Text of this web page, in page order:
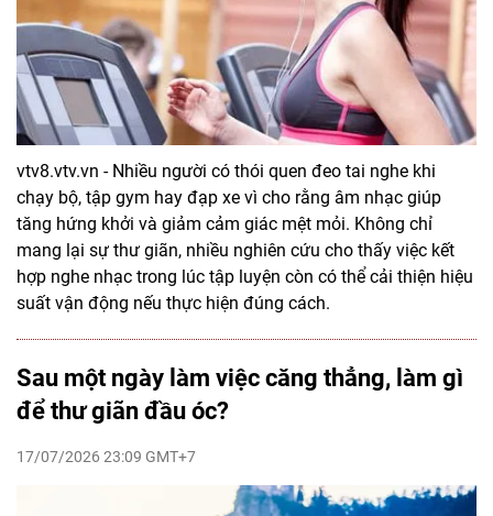
vtv8.vtv.vn - Nhiều người có thói quen đeo tai nghe khi
chạy bộ, tập gym hay đạp xe vì cho rằng âm nhạc giúp
tăng hứng khởi và giảm cảm giác mệt mỏi. Không chỉ
mang lại sự thư giãn, nhiều nghiên cứu cho thấy việc kết
hợp nghe nhạc trong lúc tập luyện còn có thể cải thiện hiệu
suất vận động nếu thực hiện đúng cách.
Sau một ngày làm việc căng thẳng, làm gì
để thư giãn đầu óc?
17/07/2026 23:09 GMT+7